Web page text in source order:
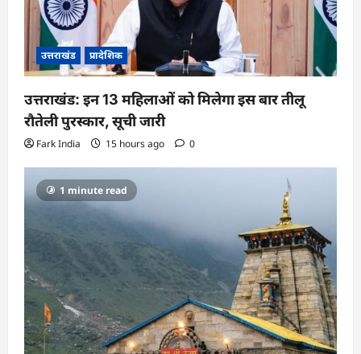
उत्तराखंड प्रादेशिक
उत्तराखंड: इन 13 महिलाओं को मिलेगा इस बार तीलू
रौतेली पुरस्कार, सूची जारी
Fark India 15 hours ago 0
1 minute read